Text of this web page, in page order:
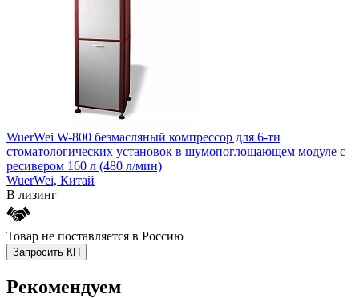
WuerWei W-800 безмасляный компрессор для 6-ти
стоматологических установок в шумопоглощающем модуле с
ресивером 160 л (480 л/мин)
WuerWei, Китай
В лизинг
Товар не поставляется в Россию
Запросить КП
Рекомендуем